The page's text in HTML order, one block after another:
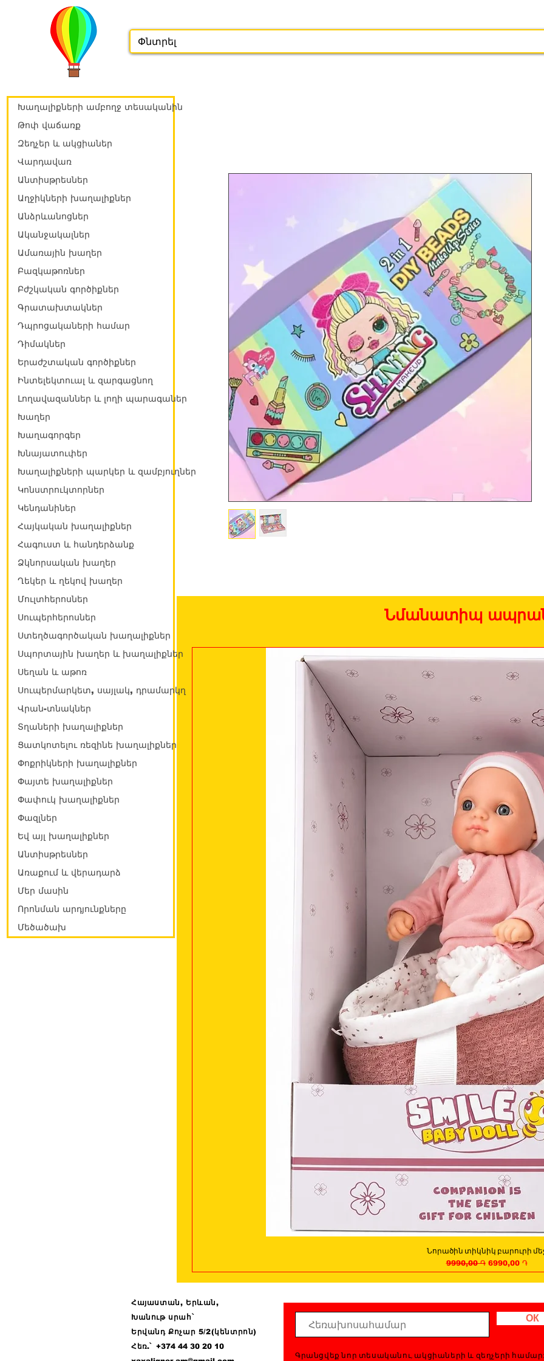
Նմանատիպ
Quick View
Նորածին տիկնիկ բարուրի
Regular Price
9990,00 ֏ Sale Price
6990,00 ֏
Խաղալիքների ամբողջ տեսականին
Թոփ վաճառք
Զեղչեր և ակցիաներ
Վարդավառ
Անտիսթրեսներ
Աղջիկների խաղալիքներ
Անձրևանոցներ
Ականջակալներ
Ամառային խաղեր
Բազկաթոռներ
Բժշկական գործիքներ
Գրատախտակներ
Դպրոցակաների համար
Դիմակներ
Երաժշտական գործիքներ
Ինտելեկտուալ և զարգացնող
Լողավազաններ և լողի պարագաներ
Խաղեր
Խաղագորգեր
Խնայատուփեր
Խաղալիքների պարկեր և զամբյուղներ
Կոնստրուկտորներ
Կենդանիներ
Հայկական խաղալիքներ
Հագուստ և հանդերձանք
Ձկնորսական խաղեր
Ղեկեր և ղեկով խաղեր
Մուլտհերոսներ
Սուպերհերոսներ
Ստեղծագործական խաղալիքներ
Սպորտային խաղեր և խաղալիքներ
Սեղան և աթոռ
Սուպերմարկետ, սայլակ, դրամարկղ
Վրան-տնակներ
Տղաների խաղալիքներ
Ցատկոտելու ռեզինե խաղալիքներ
Փոքրիկների խաղալիքներ
Փայտե խաղալիքներ
Փափուկ խաղալիքներ
Փազլներ
Եվ այլ խաղալիքներ
Անտիսթրեսներ
Առաքում և վերադարձ
Մեր մասին
Որոնման արդյունքները
Մեծածախ
Հայաստան, Երևան,
Խանութ սրահ՝
Երվանդ Քոչար 5/2(կենտրոն)
Հեռ.՝ +374 4430 20 10
ОК
Գրանցվեք նոր տեսականու, ակցիաների և զեղչերի